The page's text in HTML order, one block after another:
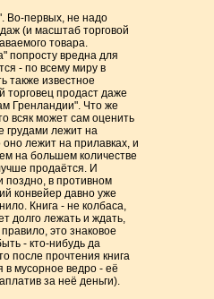
Во-первых, не надо
(и масштаб торговой
товара.
попросту вредна для
- по всему миру в
также известное
продаст даже
Гренландии". Что же
всяк может сам оценить
грудами лежит на
лежит на прилавках, и
на большем количестве
продаётся. И
поздно, в противном
конвейер давно уже
Книга - не колбаса,
долго лежать и ждать,
это знаковое
- кто-нибудь да
после прочтения книга
в мусорное ведро - её
за неё деньги).